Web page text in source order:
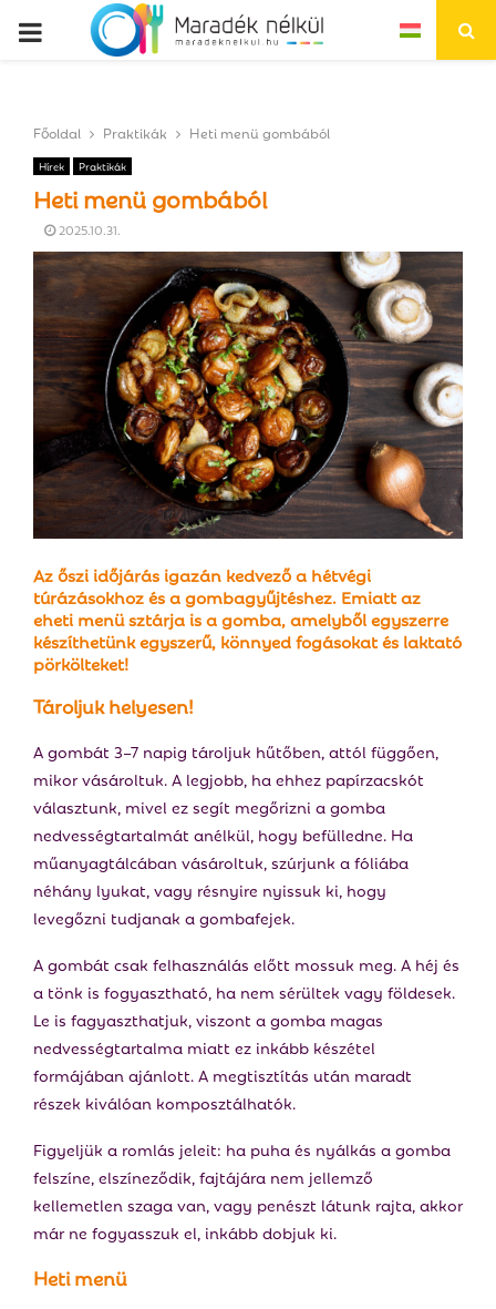
P
M
A
R
Y
M
N
U
Főoldal Praktikák Heti menü gombából
Hírek Praktikák
Heti menü gombából
2025.10.31.
Az őszi időjárás igazán kedvező a hétvégi
túrázásokhoz és a gombagyűjtéshez. Emiatt az
eheti menü sztárja is a gomba, amelyből egyszerre
készíthetünk egyszerű, könnyed fogásokat és laktató
pörkölteket!
Tároljuk helyesen!
A gombát 3–7 napig tároljuk hűtőben, attól függően,
mikor vásároltuk. A legjobb, ha ehhez papírzacskót
választunk, mivel ez segít megőrizni a gomba
nedvességtartalmát anélkül, hogy befülledne. Ha
műanyagtálcában vásároltuk, szúrjunk a fóliába
néhány lyukat, vagy résnyire nyissuk ki, hogy
levegőzni tudjanak a gombafejek.
A gombát csak felhasználás előtt mossuk meg. A héj és
a tönk is fogyasztható, ha nem sérültek vagy földesek.
Le is fagyaszthatjuk, viszont a gomba magas
nedvességtartalma miatt ez inkább készétel
formájában ajánlott. A megtisztítás után maradt
részek kiválóan komposztálhatók.
Figyeljük a romlás jeleit: ha puha és nyálkás a gomba
felszíne, elszíneződik, fajtájára nem jellemző
kellemetlen szaga van, vagy penészt látunk rajta, akkor
már ne fogyasszuk el, inkább dobjuk ki.
Heti menü